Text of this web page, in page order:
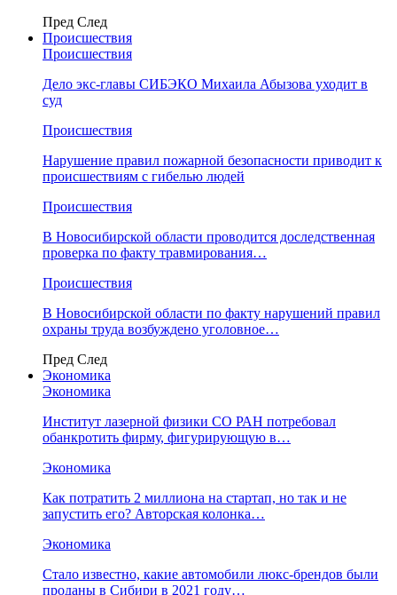
Пред След
Происшествия
Происшествия
Дело экс-главы СИБЭКО Михаила Абызова уходит в
суд
Происшествия
Нарушение правил пожарной безопасности приводит к
происшествиям с гибелью людей
Происшествия
В Новосибирской области проводится доследственная
проверка по факту травмирования…
Происшествия
В Новосибирской области по факту нарушений правил
охраны труда возбуждено уголовное…
Пред След
Экономика
Экономика
Институт лазерной физики СО РАН потребовал
обанкротить фирму, фигурирующую в…
Экономика
Как потратить 2 миллиона на стартап, но так и не
запустить его? Авторская колонка…
Экономика
Стало известно, какие автомобили люкс-брендов были
проданы в Сибири в 2021 году…